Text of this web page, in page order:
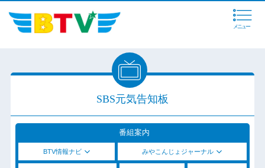
メニュー
SBS元気告知板
番組案内
BTV情報ナビ みやこんじょジャーナル